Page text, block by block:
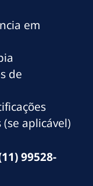
em
de
aplicável)
99528-